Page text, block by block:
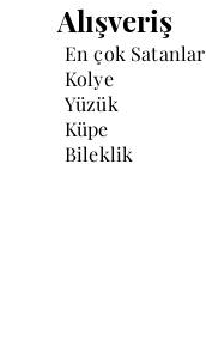
Alışveriş
En çok Satanlar
Kolye
Yüzük
Küpe
Bileklik